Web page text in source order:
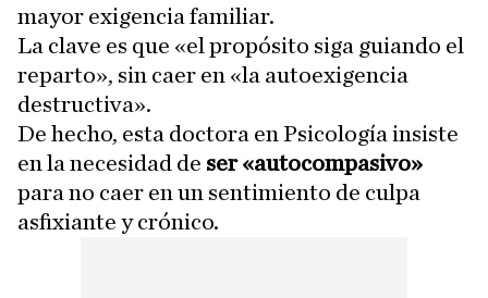
mayor exigencia familiar.
La clave es que «el propósito siga guiando el
reparto», sin caer en «la autoexigencia
destructiva».
De hecho, esta doctora en Psicología insiste
en la necesidad de ser «autocompasivo»
para no caer en un sentimiento de culpa
asfixiante y crónico.